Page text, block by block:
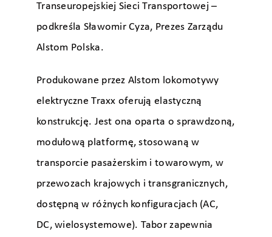
Transeuropejskiej Sieci Transportowej –
podkreśla Sławomir Cyza, Prezes Zarządu
Alstom Polska.
Produkowane przez Alstom lokomotywy
elektryczne Traxx oferują elastyczną
konstrukcję. Jest ona oparta o sprawdzoną,
modułową platformę, stosowaną w
transporcie pasażerskim i towarowym, w
przewozach krajowych i transgranicznych,
dostępną w różnych konfiguracjach (AC,
DC, wielosystemowe). Tabor zapewnia